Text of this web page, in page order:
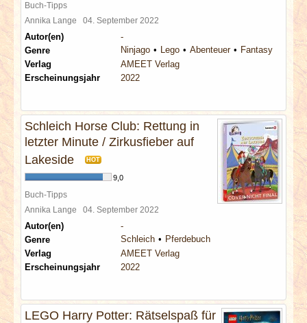
Buch-Tipps
Annika Lange 04. September 2022
Autor(en)
-
Genre
Ninjago Lego Abenteuer
Fantasy
Verlag
AMEET Verlag
Erscheinungsjahr
2022
Schleich Horse Club: Rettung in
letzter Minute / Zirkusfieber auf
Lakeside
HOT
9,0
Buch-Tipps
Annika Lange 04. September 2022
Autor(en)
-
Genre
Schleich
Pferdebuch
Verlag
AMEET Verlag
Erscheinungsjahr
2022
LEGO Harry Potter: Rätselspaß für